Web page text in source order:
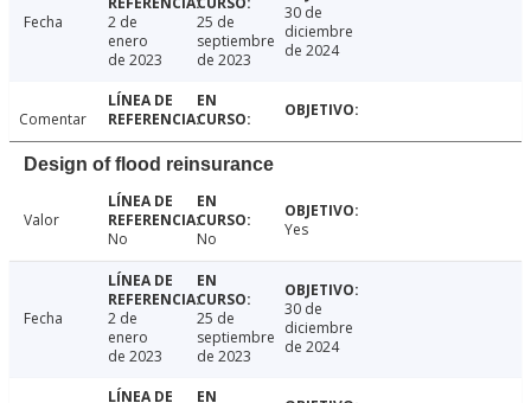
Fecha
2 de
enero
de 2023
25 de
septiembre
de 2023
30 de
diciembre
de 2024
Comentar
Design of flood reinsurance
Valor
No
No Yes
Fecha
2 de
enero
de 2023
25 de
septiembre
de 2023
30 de
diciembre
de 2024